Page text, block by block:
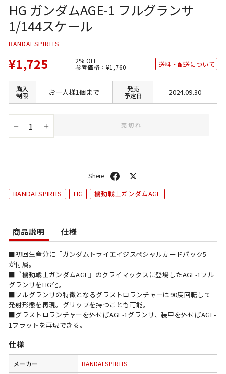
HG ガンダムAGE-1 フルグランサ
1/144スケール
BANDAI SPIRITS
¥1,725 2% OFF
参考価格：通
価
¥1,760
格
送料・配送について
購入
制限
お一人様1個まで
発売
予定日
2024.09.30
+
売切れ
シ
ア
ト
BANDAI SPIRITS HG 機動戦士ガンダムAGE
商品説明 仕様
■初回生産分に「ガンダムトライエイジスペシャルカードパック5」
が付属。
■『機動戦士ガンダムAGE』のクライマックスに登場したAGE-1フル
グランサをHG化。
■フルグランサの特徴となるグラストロランチャーは90度回転して
発射形態を再現。グリップを持つことも可能。
■グラストロランチャーを外せばAGE-1グランサ、装甲を外せばAGE-
1フラットを再現できる。
仕様
メーカー BANDAI SPIRITS